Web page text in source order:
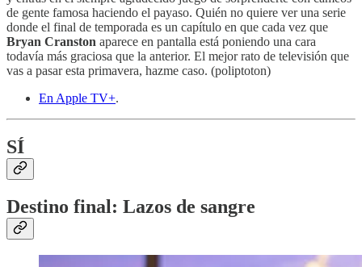
de gente famosa haciendo el payaso. Quién no quiere ver una serie
donde el final de temporada es un capítulo en que cada vez que
Bryan Cranston aparece en pantalla está poniendo una cara
todavía más graciosa que la anterior. El mejor rato de televisión que
vas a pasar esta primavera, hazme caso. (poliptoton)
En Apple TV+.
SÍ
Destino final: Lazos de sangre